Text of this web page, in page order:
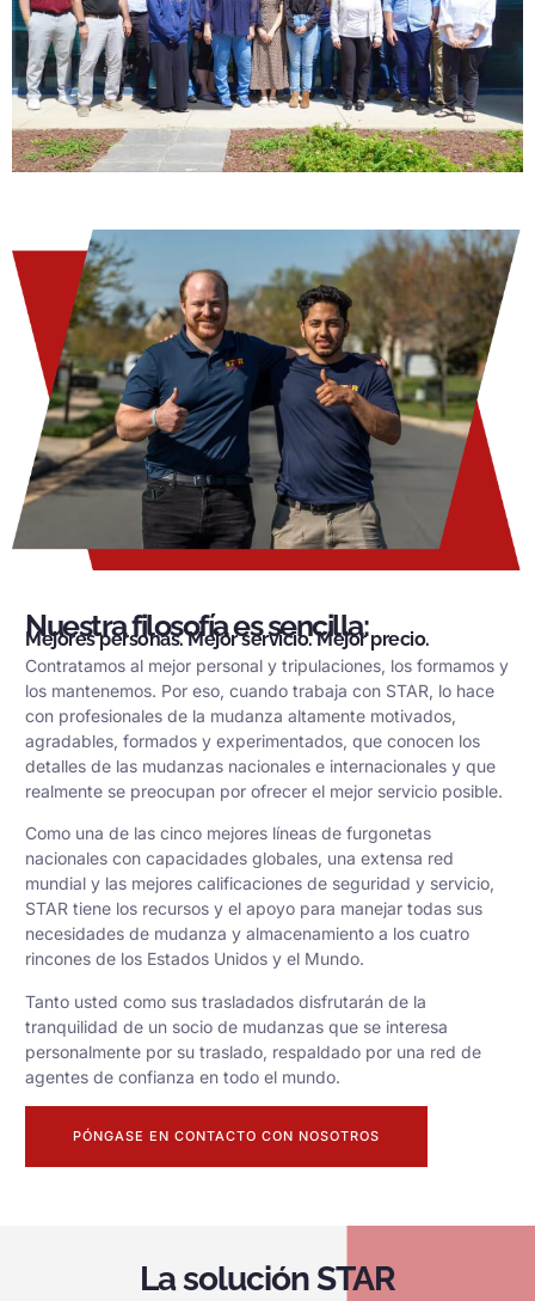
Nuestra filosofía es sencilla:
Mejores personas. Mejor servicio. Mejor precio.
Contratamos al mejor personal y tripulaciones, los formamos y
los mantenemos. Por eso, cuando trabaja con STAR, lo hace
con profesionales de la mudanza altamente motivados,
agradables, formados y experimentados, que conocen los
detalles de las mudanzas nacionales e internacionales y que
realmente se preocupan por ofrecer el mejor servicio posible.
Como una de las cinco mejores líneas de furgonetas
nacionales con capacidades globales, una extensa red
mundial y las mejores calificaciones de seguridad y servicio,
STAR tiene los recursos y el apoyo para manejar todas sus
necesidades de mudanza y almacenamiento a los cuatro
rincones de los Estados Unidos y el Mundo.
Tanto usted como sus trasladados disfrutarán de la
tranquilidad de un socio de mudanzas que se interesa
personalmente por su traslado, respaldado por una red de
agentes de confianza en todo el mundo.
PÓNGASE EN CONTACTO CON NOSOTROS
La solución STAR